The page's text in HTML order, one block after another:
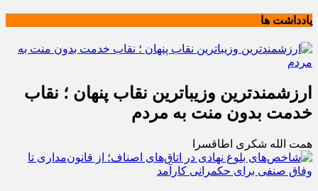
یادداشت ها
ارزشمندترین وزیباترین نقاب پنهان ؛ نقاب
خدمت بدون منت به مردم
همت الله شکری اطاقسرا